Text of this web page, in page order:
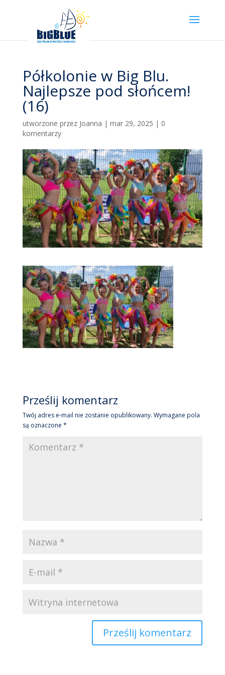
Półkolonie w Big Blu.
Najlepsze pod słońcem!
(16)
utworzone przez Joanna | mar 29, 2025 | 0
komentarzy
Prześlij komentarz
Twój adres e-mail nie zostanie opublikowany. Wymagane pola
są oznaczone *